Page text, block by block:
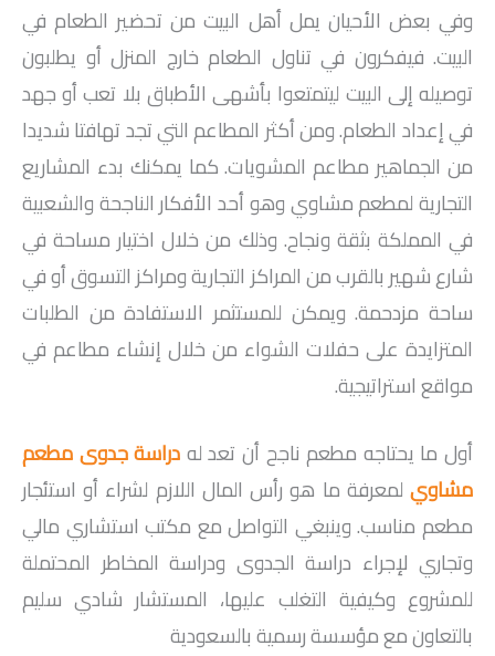
وفي بعض الأحيان يمل أهل البيت من تحضير الطعام في
البيت. فيفكرون في تناول الطعام خارج المنزل أو يطلبون
توصيله إلى البيت ليتمتعوا بأشهى الأطباق بلا تعب أو جهد
في إعداد الطعام. ومن أكثر المطاعم التي تجد تهافتا شديدا
من الجماهير مطاعم المشويات. كما يمكنك بدء المشاريع
التجارية لمطعم مشاوي وهو أحد الأفكار الناجحة والشعبية
في المملكة بثقة ونجاح. وذلك من خلال اختيار مساحة في
شارع شهير بالقرب من المراكز التجارية ومراكز التسوق أو في
ساحة مزدحمة. ويمكن للمستثمر الاستفادة من الطلبات
المتزايدة على حفلات الشواء من خلال إنشاء مطاعم في
مواقع استراتيجية.
أول ما يحتاجه مطعم ناجح أن تعد لهدراسة جدوى مطعم
مشاوي لمعرفة ما هو رأس المال اللازم لشراء أو استئجار
مطعم مناسب. وينبغي التواصل مع مكتب استشاري مالي
وتجاري لإجراء دراسة الجدوى ودراسة المخاطر المحتملة
للمشروع وكيفية التغلب عليها، المستشار شادي سليم
بالتعاون مع مؤسسة رسمية بالسعودية